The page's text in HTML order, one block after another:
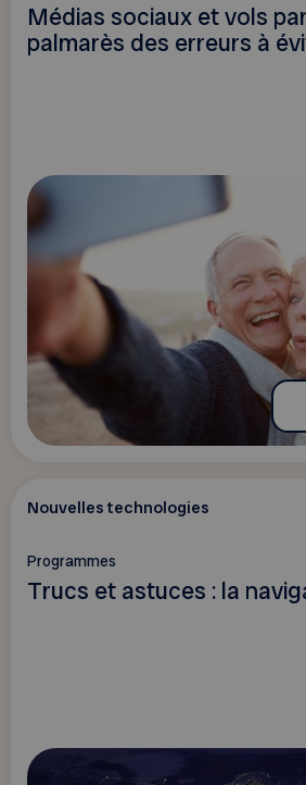
Médias sociaux et vols
palmarès des erreurs à
Nouvelles technologies
Programmes
Trucs et astuces : la